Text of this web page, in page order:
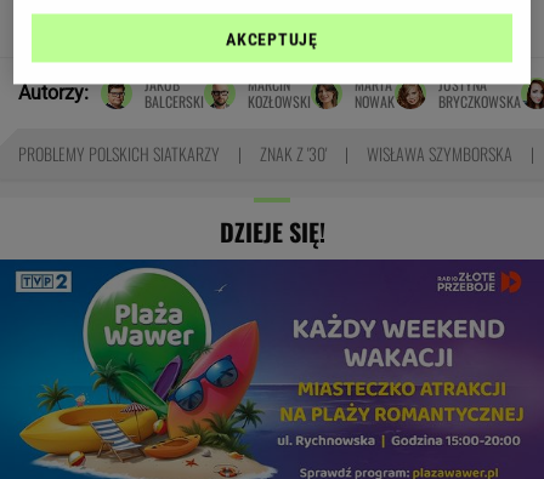
DZIEJE SIĘ!
Autorzy:
JAKUB
BALCERSKI
MARCIN
KOZŁOWSKI
MARTA
NOWAK
JUSTYNA
BRYCZKOWSKA
PROBLEMY POLSKICH SIATKARZY ZNAK Z '30' WISŁAWA SZYMBORSKA
AKCEPTUJĘ